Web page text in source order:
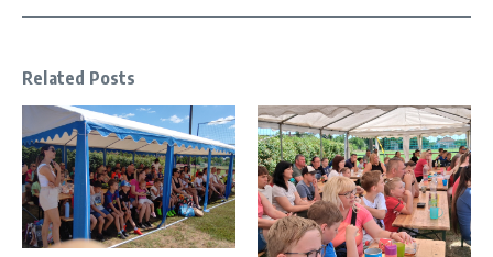
Related Posts